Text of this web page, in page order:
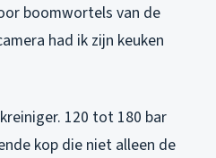
boomwortels van de
had ik zijn keuken
120 tot 180 bar
kop die niet alleen de